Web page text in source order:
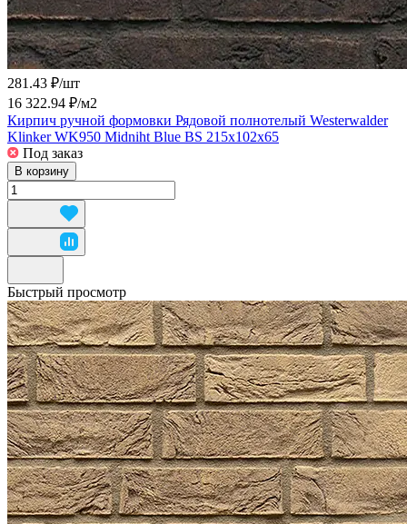
281.43 ₽/шт
16 322.94 ₽/м2
Кирпич ручной формовки Рядовой полнотелый Westerwalder
Klinker WK950 Midniht Blue BS 215x102x65
Под заказ
В корзину
Быстрый просмотр